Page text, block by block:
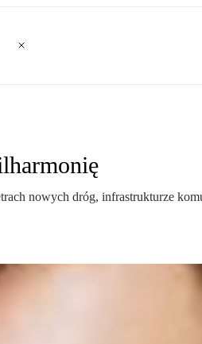
nowych dróg, infrastrukturze